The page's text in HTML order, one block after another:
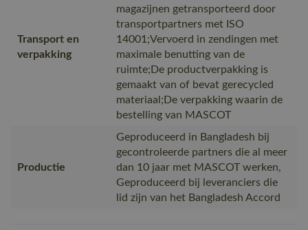
Transport en
verpakking
magazijnen getransporteerd door
transportpartners met ISO
14001;Vervoerd in zendingen met
maximale benutting van de
ruimte;De productverpakking is
gemaakt van of bevat gerecycled
materiaal;De verpakking waarin de
bestelling van MASCOT
Productie
Geproduceerd in Bangladesh bij
gecontroleerde partners die al meer
dan 10 jaar met MASCOT werken,
Geproduceerd bij leveranciers die
lid zijn van het Bangladesh Accord